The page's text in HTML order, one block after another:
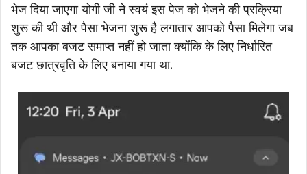
भेज दिया जाएगा योगी जी ने स्वयं इस पेज को भेजने की प्रक्रिया
शुरू की थी और पैसा भेजना शुरू है लगातार आपको पैसा मिलेगा जब
तक आपका बजट समाप्त नहीं हो जाता क्योंकि के लिए निर्धारित
बजट छात्रवृति के लिए बनाया गया था.